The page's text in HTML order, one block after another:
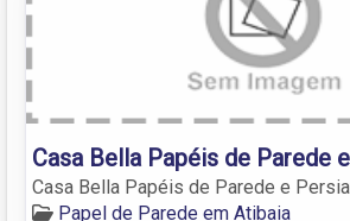
Casa Bella Papéis de Parede
Casa Bella Papéis de Parede e
Papel de Parede em Atibaia